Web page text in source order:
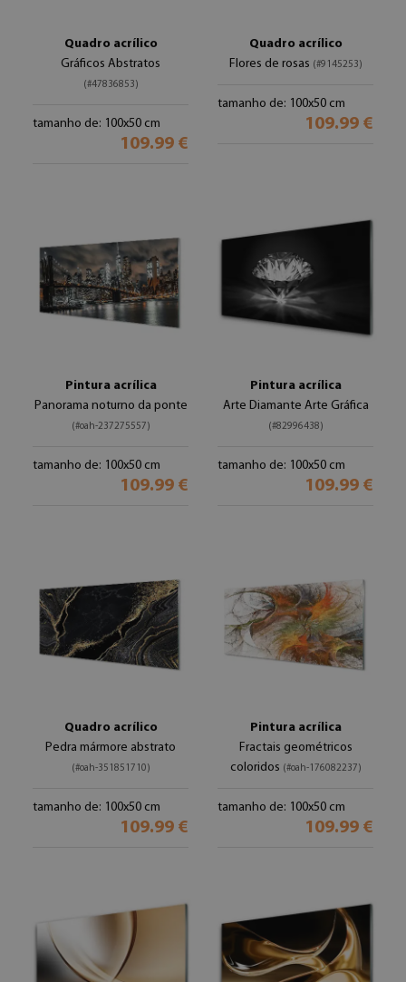
Quadro acrílico
Gráficos Abstratos
(#47836853)
tamanho de: 100x50 cm
109.99 €
Quadro acrílico
Flores de rosas (#9145253)
tamanho de: 100x50 cm
109.99 €
Pintura acrílica
Panorama noturno da ponte
(#oah-237275557)
tamanho de: 100x50 cm
109.99 €
Pintura acrílica
Arte Diamante Arte Gráfica
(#82996438)
tamanho de: 100x50 cm
109.99 €
Quadro acrílico
Pedra mármore abstrato
(#oah-351851710)
tamanho de: 100x50 cm
109.99 €
Pintura acrílica
Fractais geométricos
coloridos (#oah-176082237)
tamanho de: 100x50 cm
109.99 €